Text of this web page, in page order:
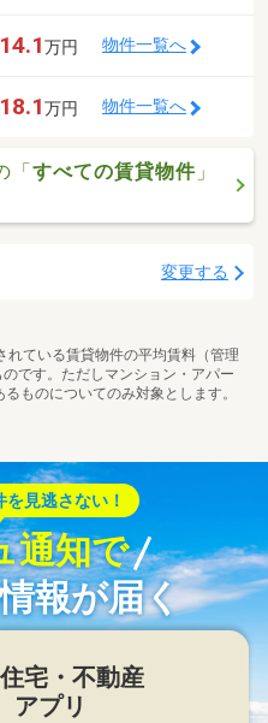
14.1万円 物件一覧へ
18.1万円 物件一覧へ
「すべての賃貸物件 」
変更する
ている賃貸物件の平均賃料（管理
です。ただしマンション・アパー
ものについてのみ対象とします。
見逃さない！
通知で
報が届く
宅・不動産
アプリ